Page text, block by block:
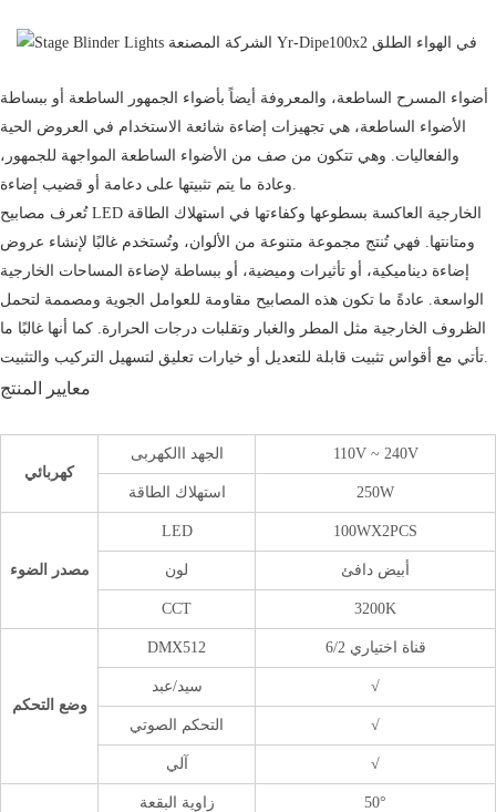
أضواء المسرح الساطعة، والمعروفة أيضاً بأضواء الجمهور الساطعة أو ببساطة
الأضواء الساطعة، هي تجهيزات إضاءة شائعة الاستخدام في العروض الحية
والفعاليات. وهي تتكون من صف من الأضواء الساطعة المواجهة للجمهور،
تُعرف مصابيح LED الخارجية العاكسة بسطوعها وكفاءتها في استهلاك الطاقة
ومتانتها. فهي تُنتج مجموعة متنوعة من الألوان، وتُستخدم غالبًا لإنشاء عروض
إضاءة ديناميكية، أو تأثيرات وميضية، أو ببساطة لإضاءة المساحات الخارجية
الواسعة. عادةً ما تكون هذه المصابيح مقاومة للعوامل الجوية ومصممة لتحمل
الظروف الخارجية مثل المطر والغبار وتقلبات درجات الحرارة. كما أنها غالبًا ما
معايير المنتج
كهربائي
الجهد االكهربى 110V ~ 240V
استهلاك الطاقة 250W
مصدر الضوء
LED 100WX2PCS
لون أبيض دافئ
CCT 3200K
وضع التحكم
DMX512 6/2 قناة اختياري
سيد/عبد √
التحكم الصوتي √
آلي √
زاوية البقعة 50°